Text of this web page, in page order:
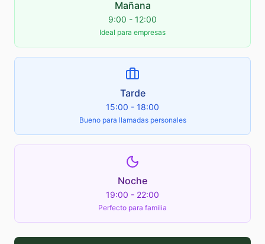
Mañana
9:00 - 12:00
Ideal para empresas
Tarde
15:00 - 18:00
Bueno para llamadas personales
Noche
19:00 - 22:00
Perfecto para familia